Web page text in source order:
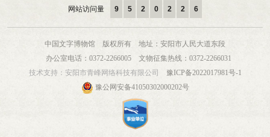
网站访问量 9 5 2 0 2 2 6
中国文字博物馆 版权所有 地址：安阳市人民大道东段
办公室电话：0372-2266005 文物征集热线：0372-2266031
技术支持： 安阳市青峰网络科技有限公司
豫ICP备2022017981号-1
豫公网安备41050302000202号